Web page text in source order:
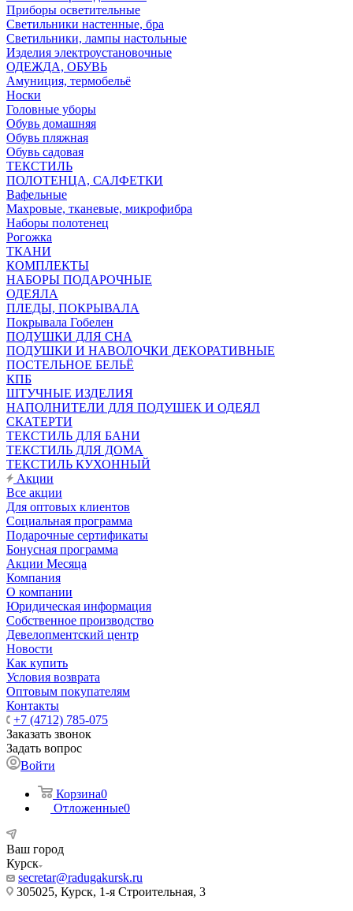
Приборы осветительные
Светильники настенные, бра
Светильники, лампы настольные
Изделия электроустановочные
ОДЕЖДА, ОБУВЬ
Амуниция, термобельё
Носки
Головные уборы
Обувь домашняя
Обувь пляжная
Обувь садовая
ТЕКСТИЛЬ
ПОЛОТЕНЦА, САЛФЕТКИ
Вафельные
Махровые, тканевые, микрофибра
Наборы полотенец
Рогожка
ТКАНИ
КОМПЛЕКТЫ
НАБОРЫ ПОДАРОЧНЫЕ
ОДЕЯЛА
ПЛЕДЫ, ПОКРЫВАЛА
Покрывала Гобелен
ПОДУШКИ ДЛЯ СНА
ПОДУШКИ И НАВОЛОЧКИ ДЕКОРАТИВНЫЕ
ПОСТЕЛЬНОЕ БЕЛЬЁ
КПБ
ШТУЧНЫЕ ИЗДЕЛИЯ
НАПОЛНИТЕЛИ ДЛЯ ПОДУШЕК И ОДЕЯЛ
СКАТЕРТИ
ТЕКСТИЛЬ ДЛЯ БАНИ
ТЕКСТИЛЬ ДЛЯ ДОМА
ТЕКСТИЛЬ КУХОННЫЙ
Акции
Все акции
Для оптовых клиентов
Социальная программа
Подарочные сертификаты
Бонусная программа
Акции Месяца
Компания
О компании
Юридическая информация
Собственное производство
Девелопментский центр
Новости
Как купить
Условия возврата
Оптовым покупателям
Контакты
+7 (4712) 785-075
Заказать звонок
Задать вопрос
Войти
Корзина0
Отложенные0
Ваш город
Курск
secretar@radugakursk.ru
305025, Курск, 1-я Строительная, 3